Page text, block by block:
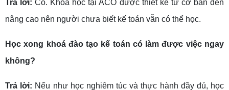
Trả lời: Có. Khóa học tại ACO được thiết kế từ cơ bản đến
nâng cao nên người chưa biết kế toán vẫn có thể học.
Học xong khoá đào tạo kế toán có làm được việc ngay
không?
Trả lời: Nếu như học nghiêm túc và thực hành đầy đủ, học